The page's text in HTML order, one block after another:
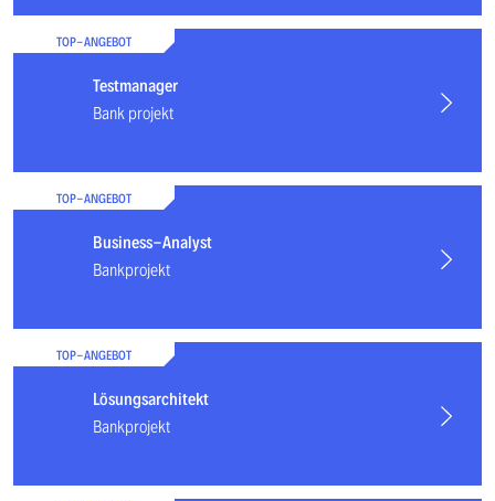
TOP-ANGEBOT
Testmanager
Bank projekt
TOP-ANGEBOT
Business-Analyst
Bankprojekt
TOP-ANGEBOT
Lösungsarchitekt
Bankprojekt